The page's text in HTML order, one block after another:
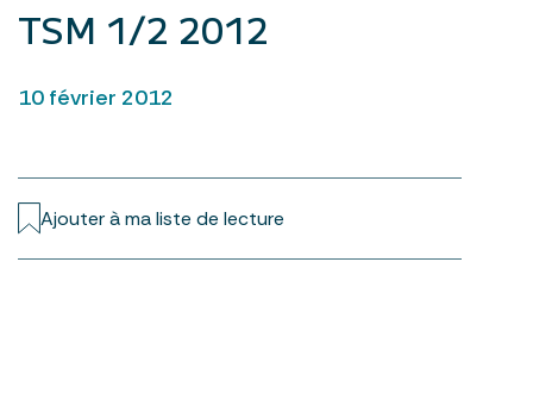
TSM 1/2 2012
10 février 2012
Ajouter à ma liste de lecture